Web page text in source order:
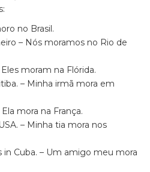
no Brasil.
– Nós moramos no Rio de
moram na Flórida.
– Minha irmã mora em
mora na França.
– Minha tia mora nos
in Cuba. – Um amigo meu mora